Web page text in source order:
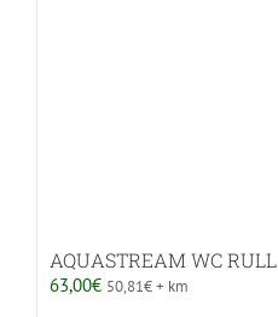
AQUASTREAM WC RULL
63,00€ 50,81€+ km